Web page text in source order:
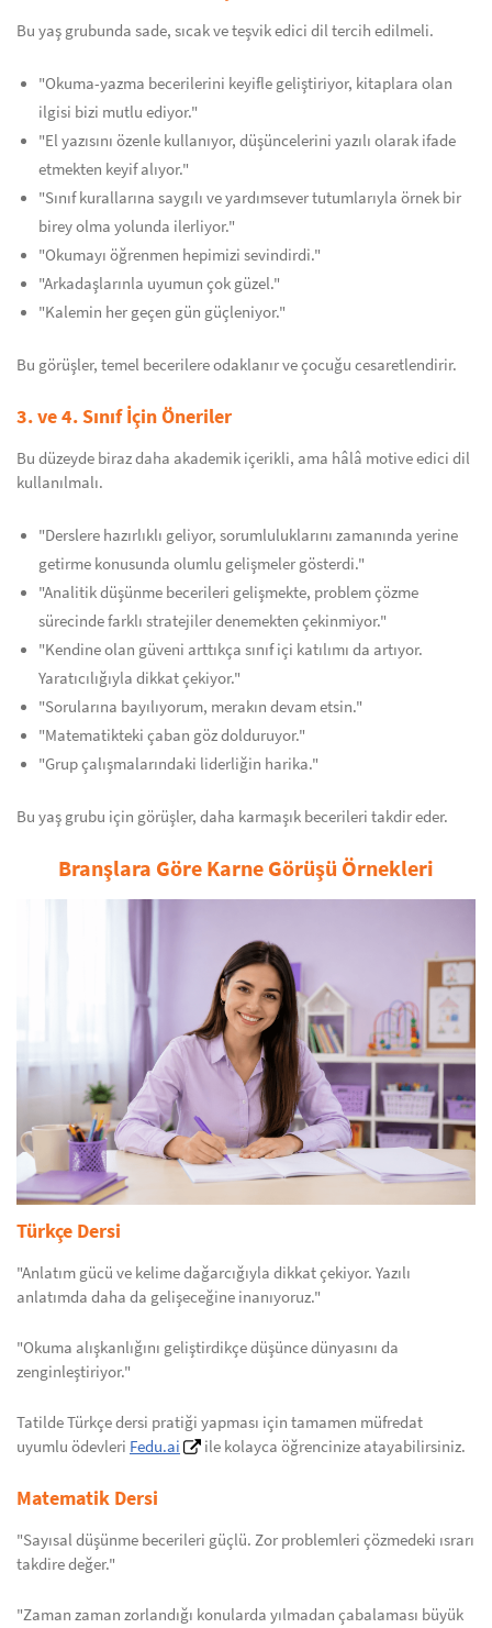
Bu yaş grubunda sade, sıcak ve teşvik edici dil tercih edilmeli.
"Okuma-yazma becerilerini keyifle geliştiriyor, kitaplara olan
ilgisi bizi mutlu ediyor."
"El yazısını özenle kullanıyor, düşüncelerini yazılı olarak ifade
etmekten keyif alıyor."
"Sınıf kurallarına saygılı ve yardımsever tutumlarıyla örnek bir
birey olma yolunda ilerliyor."
"Okumayı öğrenmen hepimizi sevindirdi."
"Arkadaşlarınla uyumun çok güzel."
"Kalemin her geçen gün güçleniyor."
Bu görüşler, temel becerilere odaklanır ve çocuğu cesaretlendirir.
3. ve 4. Sınıf İçin Öneriler
Bu düzeyde biraz daha akademik içerikli, ama hâlâ motive edici dil
kullanılmalı.
"Derslere hazırlıklı geliyor, sorumluluklarını zamanında yerine
getirme konusunda olumlu gelişmeler gösterdi."
"Analitik düşünme becerileri gelişmekte, problem çözme
sürecinde farklı stratejiler denemekten çekinmiyor."
"Kendine olan güveni arttıkça sınıf içi katılımı da artıyor.
Yaratıcılığıyla dikkat çekiyor."
"Sorularına bayılıyorum, merakın devam etsin."
"Matematikteki çaban göz dolduruyor."
"Grup çalışmalarındaki liderliğin harika."
Bu yaş grubu için görüşler, daha karmaşık becerileri takdir eder.
Branşlara Göre Karne Görüşü Örnekleri
Türkçe Dersi
"Anlatım gücü ve kelime dağarcığıyla dikkat çekiyor. Yazılı
anlatımda daha da gelişeceğine inanıyoruz."
"Okuma alışkanlığını geliştirdikçe düşünce dünyasını da
zenginleştiriyor."
Tatilde Türkçe dersi pratiği yapması için tamamen müfredat
uyumlu ödevleri Fedu.ai ile kolayca öğrencinize atayabilirsiniz.
Matematik Dersi
"Sayısal düşünme becerileri güçlü. Zor problemleri çözmedeki ısrarı
takdire değer."
"Zaman zaman zorlandığı konularda yılmadan çabalaması büyük